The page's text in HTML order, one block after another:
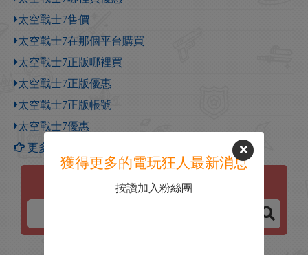
太空戰士7售價
太空戰士7在那個平台購買
太空戰士7正版哪裡買
太空戰士7正版優惠
太空戰士7正版帳號
太空戰士7優惠
更多【太空戰士7】攻略
太空戰士7
獲得更多的電玩狂人最新消息
按讚加入粉絲團